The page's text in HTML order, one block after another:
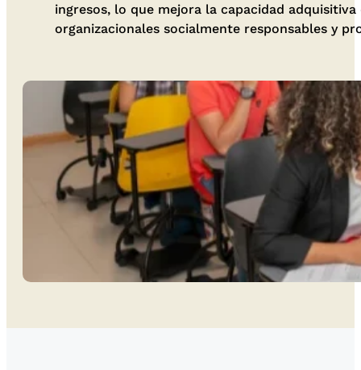
ingresos, lo que mejora la capacidad
organizacionales socialmente responsables y